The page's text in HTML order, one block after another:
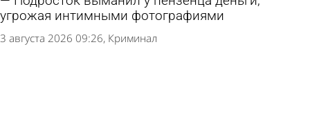
угрожая интимными фотографиями
3 августа 2026 09:26 Криминал